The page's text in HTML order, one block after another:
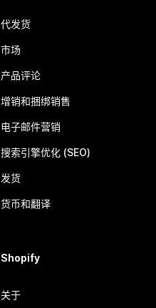
代发货
市场
产品评论
增销和捆绑销售
电子邮件营销
搜索引擎优化 (SEO)
发货
货币和翻译
Shopify
关于